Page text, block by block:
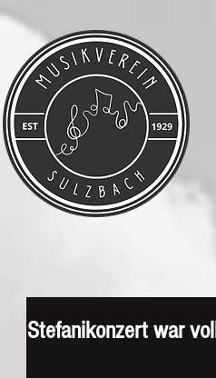
Stefanikonzert war